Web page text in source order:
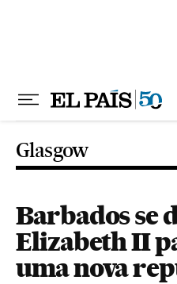
Glasgow
Barbados se
Elizabeth II
uma nova